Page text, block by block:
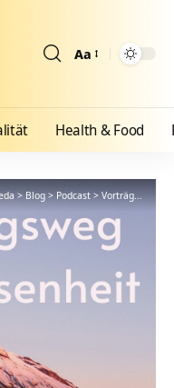
Aa
Health & Food
>Blog>Podcast>Vorträge >134